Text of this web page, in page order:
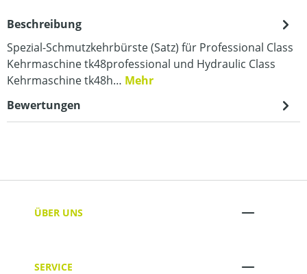
Beschreibung
Spezial-Schmutzkehrbürste (Satz) für Professional Class
Kehrmaschine tk48professional und Hydraulic Class
Kehrmaschine tk48h… Mehr
Bewertungen
ÜBER UNS
SERVICE